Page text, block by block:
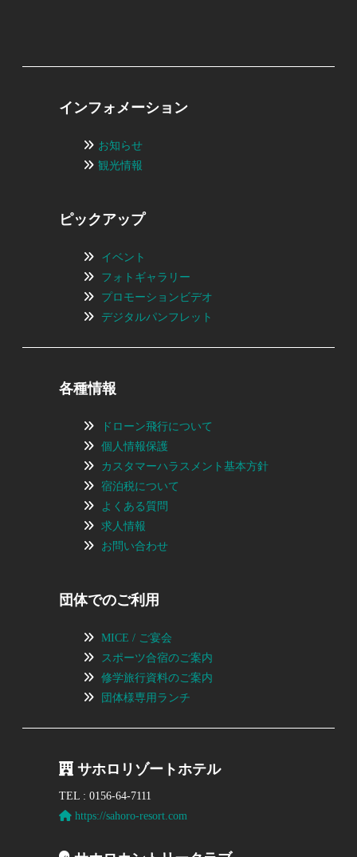
インフォメーション
お知らせ
観光情報
ピックアップ
イベント
フォトギャラリー
プロモーションビデオ
デジタルパンフレット
各種情報
ドローン飛行について
個人情報保護
カスタマーハラスメント基本方針
宿泊税について
よくある質問
求人情報
お問い合わせ
団体でのご利用
MICE / ご宴会
スポーツ合宿のご案内
修学旅行資料のご案内
団体様専用ランチ
サホロリゾートホテル
TEL : 0156-64-7111
https://sahoro-resort.com